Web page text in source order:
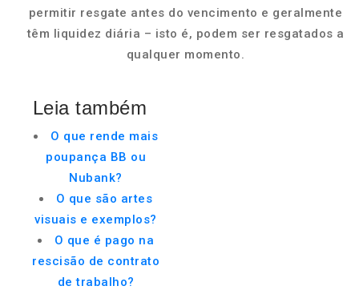
permitir resgate antes do vencimento e geralmente
têm liquidez diária – isto é, podem ser resgatados a
qualquer momento.
Leia também
O que rende mais
poupança BB ou
Nubank?
O que são artes
visuais e exemplos?
O que é pago na
rescisão de contrato
de trabalho?